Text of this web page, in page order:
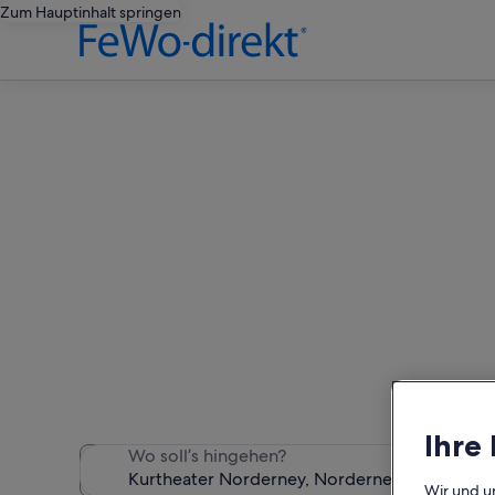
Zum Hauptinhalt springen
Wo soll’s hingehen? Ihre
Wir und